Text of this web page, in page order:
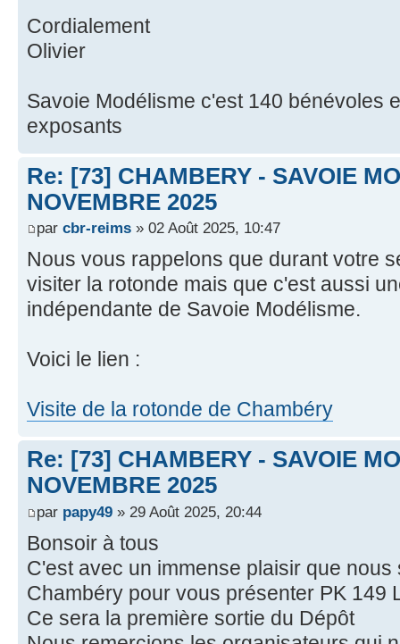
Cordialement
Olivier
Savoie Modélisme c'est 140 bénévoles
exposants
Re: [73] CHAMBERY - SAVOIE
NOVEMBRE 2025
par cbr-reims » 02 Août 2025, 10:47
Nous vous rappelons que durant votre
visiter la rotonde mais que c'est aussi
indépendante de Savoie Modélisme.
Voici le lien :
Visite de la rotonde de Chambéry
Re: [73] CHAMBERY - SAVOIE
NOVEMBRE 2025
par papy49 » 29 Août 2025, 20:44
Bonsoir à tous
C'est avec un immense plaisir que
Chambéry pour vous présenter PK 149
Ce sera la première sortie du Dépôt